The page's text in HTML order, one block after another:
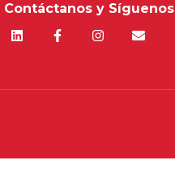
Contáctanos y Síguenos